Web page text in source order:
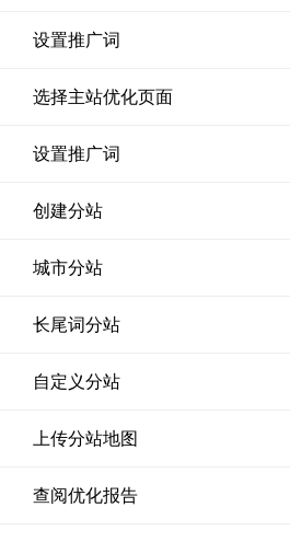
设置推广词
选择主站优化页面
设置推广词
创建分站
城市分站
长尾词分站
自定义分站
上传分站地图
查阅优化报告